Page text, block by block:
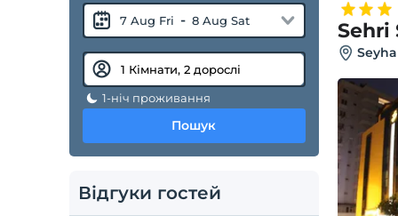
7 Aug Fri - 8 Aug Sat
1-ніч проживання
Пошук
Відгуки гостей
Sehri